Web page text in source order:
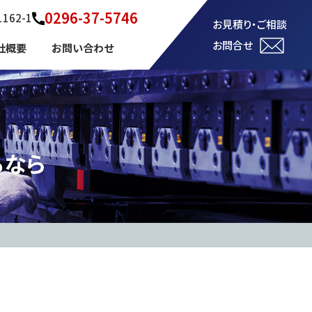
お見積り・ご相談
お問合せ
1 0296-37-5746
概要 お問い合わせ
ら